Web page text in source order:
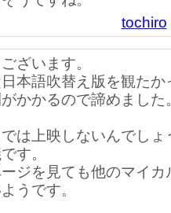
tochiro
ざいます。
本語吹替え版を観たか
かかるので諦めました
は上映しないんでしょ
す。
ジを見ても他のマイカ
うです。